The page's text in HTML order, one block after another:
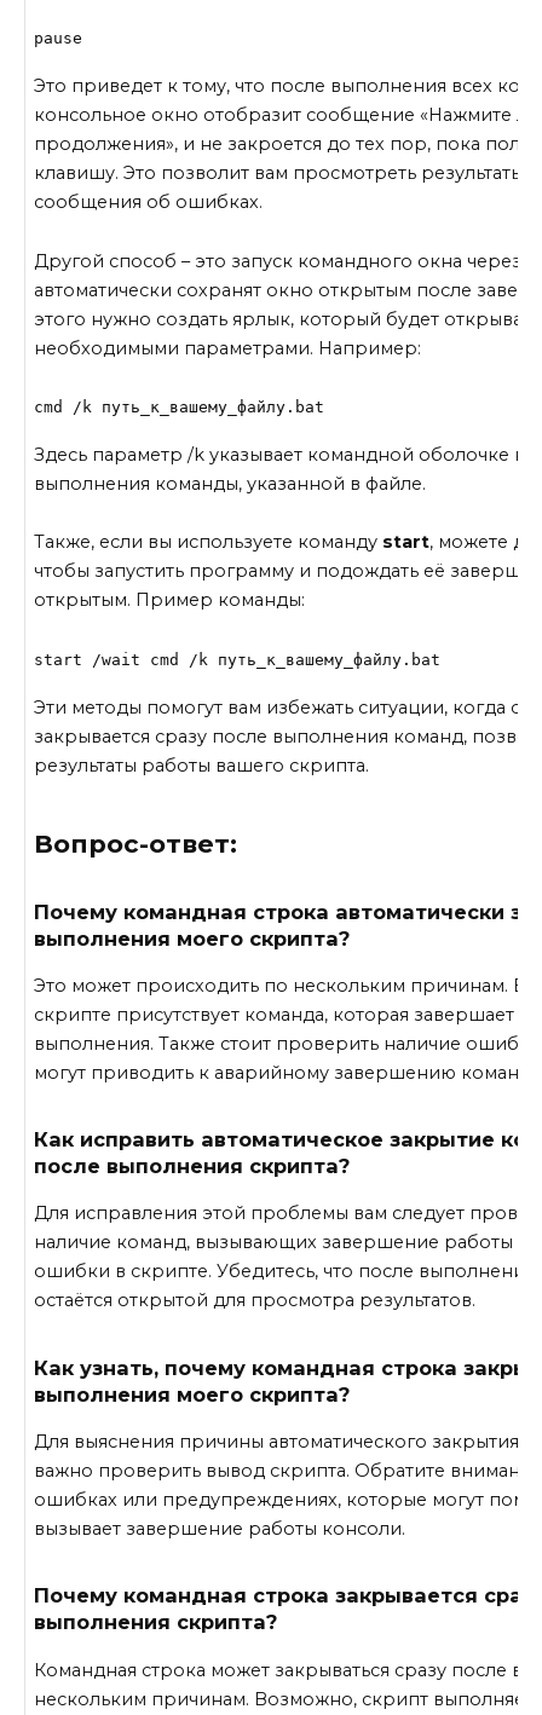
pause
Это приведет к тому, что после выполнения всех
консольное окно отобразит сообщение «Нажмите
продолжения», и не закроется до тех пор, пока
клавишу. Это позволит вам просмотреть
сообщения об ошибках.
Другой способ – это запуск командного окна через
автоматически сохранят окно открытым после
этого нужно создать ярлык, который будет
необходимыми параметрами. Например:
cmd /k путь_к_вашему_файлу.bat
Здесь параметр /k указывает командной оболочке не
выполнения команды, указанной в файле.
Также, если вы используете команду start, можете
чтобы запустить программу и подождать её
открытым. Пример команды:
start /wait cmd /k путь_к_вашему_файлу.bat
Эти методы помогут вам избежать ситуации, когда
закрывается сразу после выполнения команд,
результаты работы вашего скрипта.
Вопрос-ответ:
Почему командная строка автоматически
выполнения моего скрипта?
Это может происходить по нескольким причинам.
скрипте присутствует команда, которая завершает
выполнения. Также стоит проверить наличие
могут приводить к аварийному завершению
Как исправить автоматическое закрытие
после выполнения скрипта?
Для исправления этой проблемы вам следует
наличие команд, вызывающих завершение работы
ошибки в скрипте. Убедитесь, что после выполнения
остаётся открытой для просмотра результатов.
Как узнать, почему командная строка
выполнения моего скрипта?
Для выяснения причины автоматического закрытия
важно проверить вывод скрипта. Обратите
ошибках или предупреждениях, которые могут
вызывает завершение работы консоли.
Почему командная строка закрывается
выполнения скрипта?
Командная строка может закрываться сразу после
нескольким причинам. Возможно, скрипт